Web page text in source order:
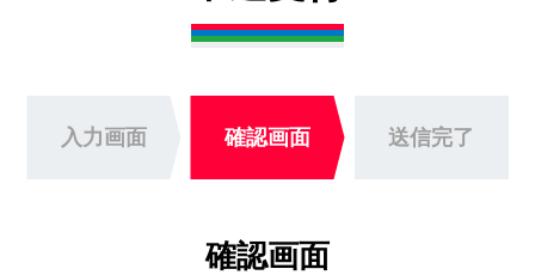
入力画面 確認画面 送信完了
確認画面